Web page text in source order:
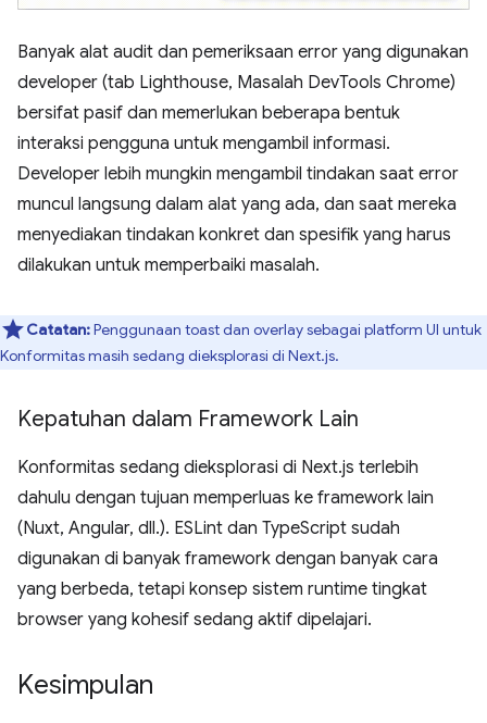
Banyak alat audit dan pemeriksaan error yang digunakan
developer (tab Lighthouse, Masalah DevTools Chrome)
bersifat pasif dan memerlukan beberapa bentuk
interaksi pengguna untuk mengambil informasi.
Developer lebih mungkin mengambil tindakan saat error
muncul langsung dalam alat yang ada, dan saat mereka
menyediakan tindakan konkret dan spesifik yang harus
dilakukan untuk memperbaiki masalah.
Catatan:Penggunaan toast dan overlay sebagai platform UI untuk
Konformitas masih sedang dieksplorasi di Next.js.
Kepatuhan dalam Framework Lain
Konformitas sedang dieksplorasi di Next.js terlebih
dahulu dengan tujuan memperluas ke framework lain
(Nuxt, Angular, dll.). ESLint dan TypeScript sudah
digunakan di banyak framework dengan banyak cara
yang berbeda, tetapi konsep sistem runtime tingkat
browser yang kohesif sedang aktif dipelajari.
Kesimpulan